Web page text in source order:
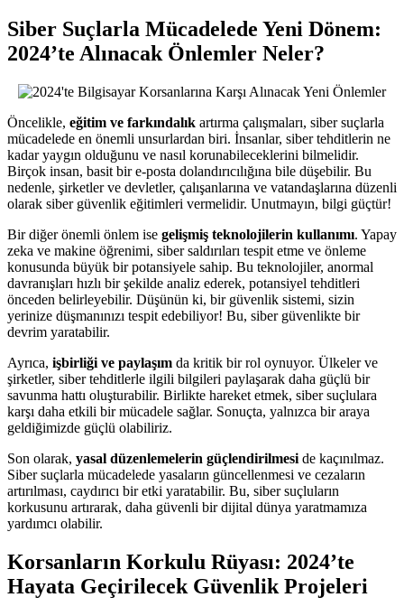
Siber Suçlarla Mücadelede Yeni Dönem:
2024’te Alınacak Önlemler Neler?
Öncelikle, eğitim ve farkındalık artırma çalışmaları, siber suçlarla
mücadelede en önemli unsurlardan biri. İnsanlar, siber tehditlerin ne
kadar yaygın olduğunu ve nasıl korunabileceklerini bilmelidir.
Birçok insan, basit bir e-posta dolandırıcılığına bile düşebilir. Bu
nedenle, şirketler ve devletler, çalışanlarına ve vatandaşlarına düzenli
olarak siber güvenlik eğitimleri vermelidir. Unutmayın, bilgi güçtür!
Bir diğer önemli önlem ise gelişmiş teknolojilerin kullanımı. Yapay
zeka ve makine öğrenimi, siber saldırıları tespit etme ve önleme
konusunda büyük bir potansiyele sahip. Bu teknolojiler, anormal
davranışları hızlı bir şekilde analiz ederek, potansiyel tehditleri
önceden belirleyebilir. Düşünün ki, bir güvenlik sistemi, sizin
yerinize düşmanınızı tespit edebiliyor! Bu, siber güvenlikte bir
devrim yaratabilir.
Ayrıca, işbirliği ve paylaşım da kritik bir rol oynuyor. Ülkeler ve
şirketler, siber tehditlerle ilgili bilgileri paylaşarak daha güçlü bir
savunma hattı oluşturabilir. Birlikte hareket etmek, siber suçlulara
karşı daha etkili bir mücadele sağlar. Sonuçta, yalnızca bir araya
geldiğimizde güçlü olabiliriz.
Son olarak, yasal düzenlemelerin güçlendirilmesi de kaçınılmaz.
Siber suçlarla mücadelede yasaların güncellenmesi ve cezaların
artırılması, caydırıcı bir etki yaratabilir. Bu, siber suçluların
korkusunu artırarak, daha güvenli bir dijital dünya yaratmamıza
yardımcı olabilir.
Korsanların Korkulu Rüyası: 2024’te
Hayata Geçirilecek Güvenlik Projeleri